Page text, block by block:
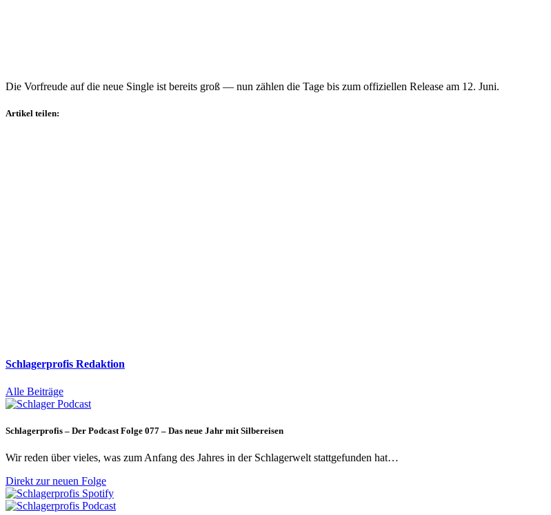
Die Vorfreude auf die neue Single ist bereits groß — nun zählen die Tage bis zum offiziellen Release am 12. Juni.
Artikel teilen:
Schlagerprofis Redaktion
Alle Beiträge
Schlagerprofis – Der Podcast Folge 077 – Das neue Jahr mit Silbereisen
Wir reden über vieles, was zum Anfang des Jahres in der Schlagerwelt stattgefunden hat…
Direkt zur neuen Folge